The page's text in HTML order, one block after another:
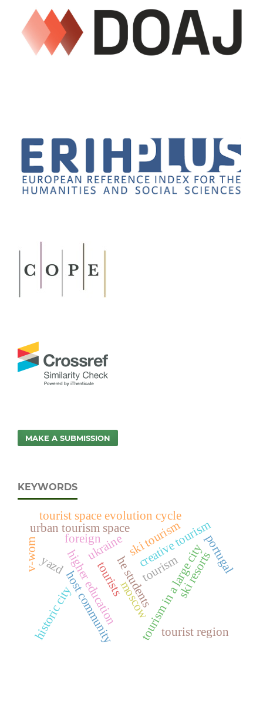
MAKE A SUBMISSION
KEYWORDS
tourism
higher educationhe students
foreignukraine
urban tourism space
tourism in a large city
moscow
tourist space evolution cycle
tourist region
ski resorts
ski tourism
host community
tourists
historic city
yazd creative tourismportugal
v-wom